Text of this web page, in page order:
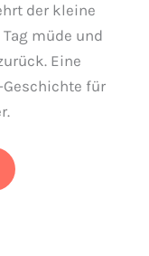
der kleine
müde und
Eine
für